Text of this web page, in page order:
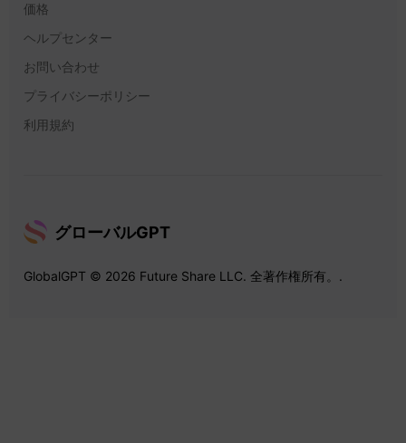
価格
ヘルプセンター
お問い合わせ
プライバシーポリシー
利用規約
グローバルGPT
GlobalGPT © 2026 Future Share LLC. 全著作権所有。.